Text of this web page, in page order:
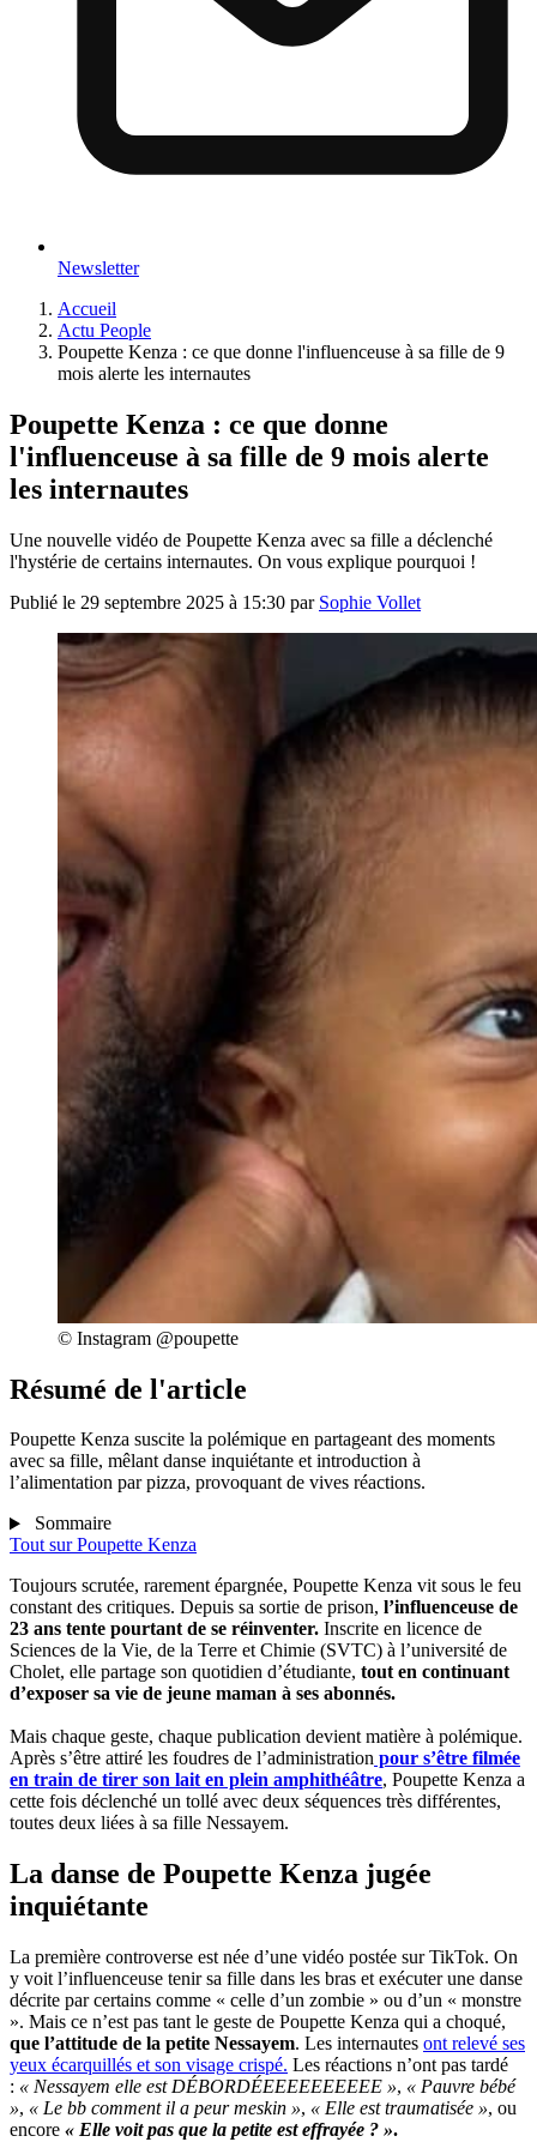
Newsletter
Accueil
Actu People
Poupette Kenza : ce que donne l'influenceuse à sa fille de 9
mois alerte les internautes
Poupette Kenza : ce que donne
l'influenceuse à sa fille de 9 mois alerte
les internautes
Une nouvelle vidéo de Poupette Kenza avec sa fille a déclenché
l'hystérie de certains internautes. On vous explique pourquoi !
Publié le 29 septembre 2025 à 15:30 par Sophie Vollet
© Instagram @poupette
Résumé de l'article
Poupette Kenza suscite la polémique en partageant des moments
avec sa fille, mêlant danse inquiétante et introduction à
l’alimentation par pizza, provoquant de vives réactions.
Sommaire
Tout surPoupette Kenza
Toujours scrutée, rarement épargnée, Poupette Kenza vit sous le feu
constant des critiques. Depuis sa sortie de prison, l’influenceuse de
23 ans tente pourtant de se réinventer. Inscrite en licence de
Sciences de la Vie, de la Terre et Chimie (SVTC) à l’université de
Cholet, elle partage son quotidien d’étudiante, tout en continuant
d’exposer sa vie de jeune maman à ses abonnés.
Mais chaque geste, chaque publication devient matière à polémique.
Après s’être attiré les foudres de l’administration pour s’être filmée
en train de tirer son lait en plein amphithéâtre, Poupette Kenza a
cette fois déclenché un tollé avec deux séquences très différentes,
toutes deux liées à sa fille Nessayem.
La danse de Poupette Kenza jugée
inquiétante
La première controverse est née d’une vidéo postée sur TikTok. On
y voit l’influenceuse tenir sa fille dans les bras et exécuter une danse
décrite par certains comme « celle d’un zombie » ou d’un « monstre
». Mais ce n’est pas tant le geste de Poupette Kenza qui a choqué,
que l’attitude de la petite Nessayem. Les internautes ont relevé ses
yeux écarquillés et son visage crispé. Les réactions n’ont pas tardé
: « Nessayem elle est DÉBORDÉEEEEEEEEEE », « Pauvre bébé
», « Le bb comment il a peur meskin », « Elle est traumatisée », ou
encore « Elle voit pas que la petite est effrayée ? ».